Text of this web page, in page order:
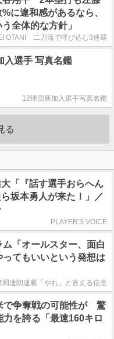
に違和感があるなら、
全体的な方針」
OTANI 二刀流で呼び込む3連覇
入選手 写真名鑑
12球団新加入選手写真名鑑
る
「『話す選手おらへん
坂本勇人が来た！」／
PLAYER'S VOICE
ム「オールスター、面白
ってもいいという発想は
岡達朗連載「やれ」と言える信念
で争奪戦の可能性が 驚
力を誇る「最速160キロ